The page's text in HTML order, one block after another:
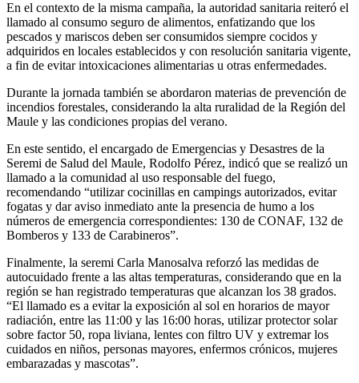
En el contexto de la misma campaña, la autoridad sanitaria reiteró el
llamado al consumo seguro de alimentos, enfatizando que los
pescados y mariscos deben ser consumidos siempre cocidos y
adquiridos en locales establecidos y con resolución sanitaria vigente,
a fin de evitar intoxicaciones alimentarias u otras enfermedades.
Durante la jornada también se abordaron materias de prevención de
incendios forestales, considerando la alta ruralidad de la Región del
Maule y las condiciones propias del verano.
En este sentido, el encargado de Emergencias y Desastres de la
Seremi de Salud del Maule, Rodolfo Pérez, indicó que se realizó un
llamado a la comunidad al uso responsable del fuego,
recomendando “utilizar cocinillas en campings autorizados, evitar
fogatas y dar aviso inmediato ante la presencia de humo a los
números de emergencia correspondientes: 130 de CONAF, 132 de
Bomberos y 133 de Carabineros”.
Finalmente, la seremi Carla Manosalva reforzó las medidas de
autocuidado frente a las altas temperaturas, considerando que en la
región se han registrado temperaturas que alcanzan los 38 grados.
“El llamado es a evitar la exposición al sol en horarios de mayor
radiación, entre las 11:00 y las 16:00 horas, utilizar protector solar
sobre factor 50, ropa liviana, lentes con filtro UV y extremar los
cuidados en niños, personas mayores, enfermos crónicos, mujeres
embarazadas y mascotas”.